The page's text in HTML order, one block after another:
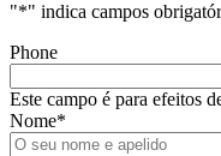
"*" indica campos
Phone
Este campo é para efeitos
Nome*